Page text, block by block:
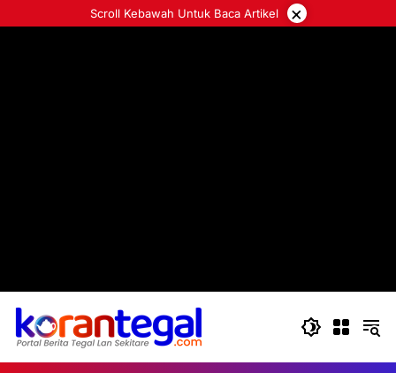
ke
Scroll Kebawah Untuk Baca Artikel ×